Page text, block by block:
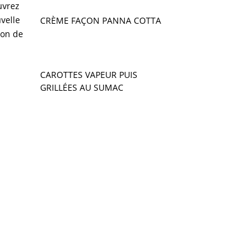
CRÈME FAÇON PANNA COTTA
CAROTTES VAPEUR PUIS
GRILLÉES AU SUMAC